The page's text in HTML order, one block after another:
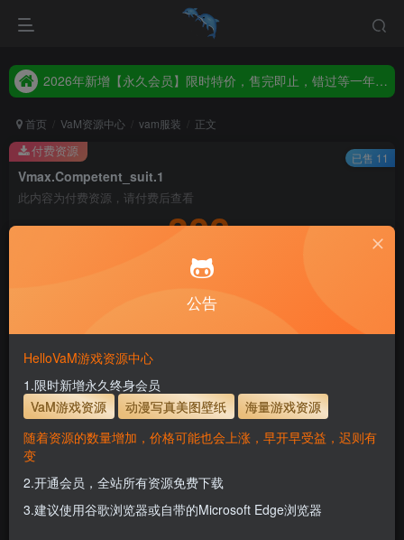
2026年新增【永久会员】限时特价，售完即止，错过等一年！！！
2026年新增【永久会员】限时特价，售完即止，错过等一年！！！
首页 VaM资源中心 vam服装 正文
Vmax.Competent_suit.1
此内容为付费资源，请付费后查看
300
永久至尊会员终生有效
会员免费下载资源
主流网盘——高速下载
支付页面打不开或支付后不跳转请联系QQ：3317425885
服装使用教程
解压密码 www.hellovam.com
开通会员【免费下载】全站资源！
1.为了资源不失效！请不要在线解压！
付费资源 已售 11
公告
HelloVaM游戏资源中心
1.限时新增永久终身会员
VaM游戏资源
动漫写真美图壁纸
海量游戏资源
随着资源的数量增加，价格可能也会上涨，早开早受益，迟则有
变
2.开通会员，全站所有资源免费下载
3.建议使用谷歌浏览器或自带的Microsoft Edge浏览器